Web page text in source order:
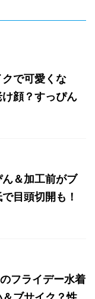
で可愛くな
顔？すっぴん
＆加工前がブ
目頭切開も！
フライデー水着